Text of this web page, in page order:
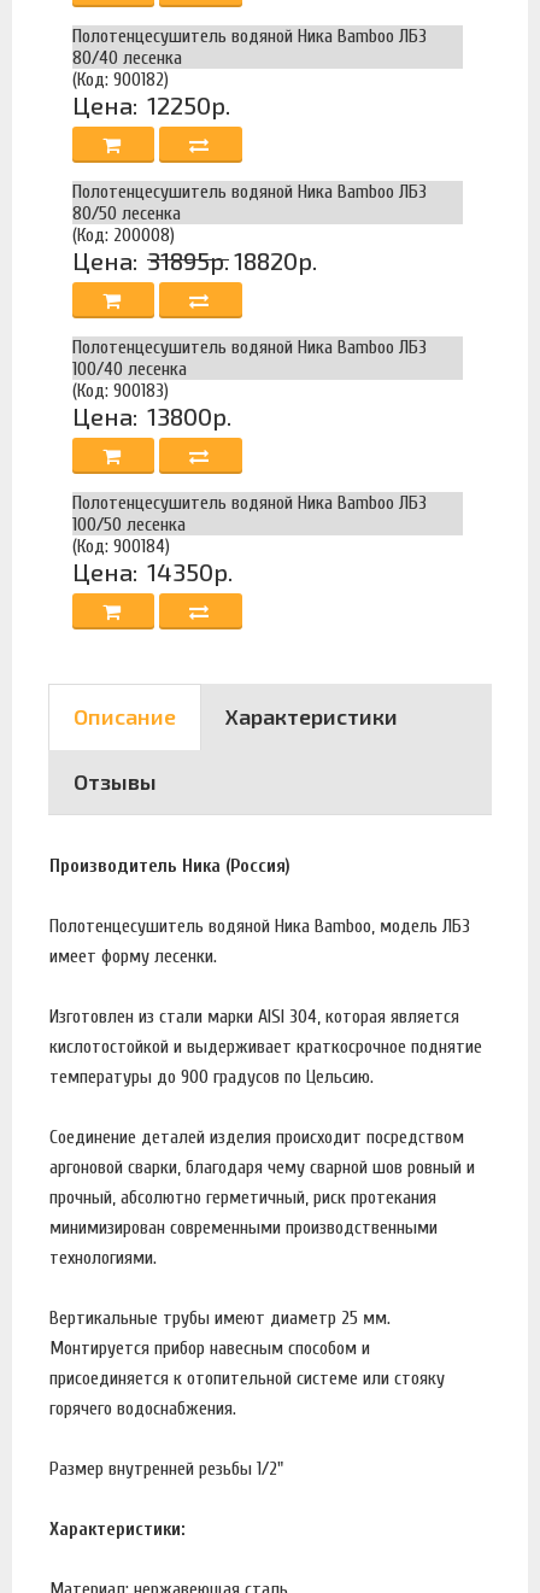
Полотенцесушитель водяной Ника Bamboo ЛБ3
80/40 лесенка
(Код: 900182)
Цена: 12250р.
Полотенцесушитель водяной Ника Bamboo ЛБ3
80/50 лесенка
(Код: 200008)
Цена: 31895р.18820р.
Полотенцесушитель водяной Ника Bamboo ЛБ3
100/40 лесенка
(Код: 900183)
Цена: 13800р.
Полотенцесушитель водяной Ника Bamboo ЛБ3
100/50 лесенка
(Код: 900184)
Цена: 14350р.
Описание Характеристики
Отзывы
Производитель Ника (Россия)
Полотенцесушитель водяной Ника Bamboo, модель ЛБ3
имеет форму лесенки.
Изготовлен из стали марки AISI 304, которая является
кислотостойкой и выдерживает краткосрочное поднятие
температуры до 900 градусов по Цельсию.
Соединение деталей изделия происходит посредством
аргоновой сварки, благодаря чему сварной шов ровный и
прочный, абсолютно герметичный, риск протекания
минимизирован современными производственными
технологиями.
Вертикальные трубы имеют диаметр 25 мм.
Монтируется прибор навесным способом и
присоединяется к отопительной системе или стояку
горячего водоснабжения.
Размер внутренней резьбы 1/2"
Характеристики: